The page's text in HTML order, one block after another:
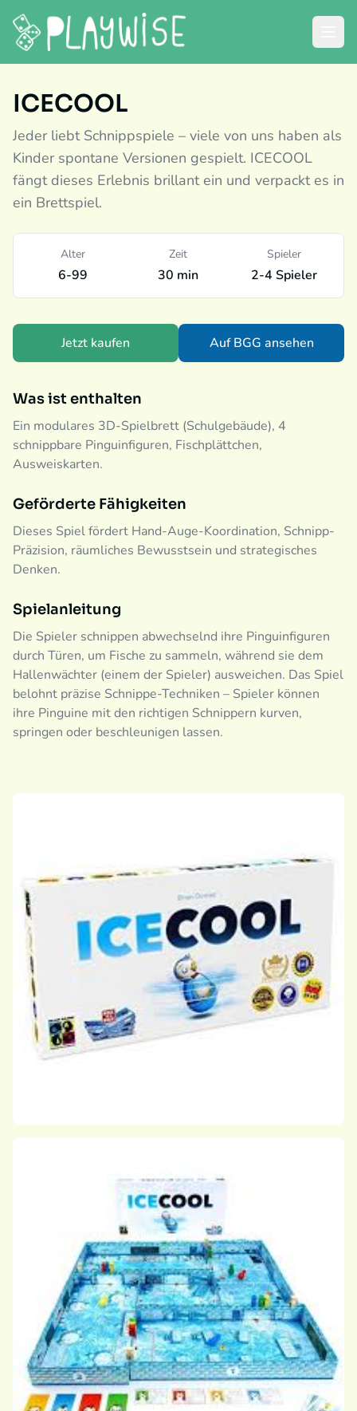
ICECOOL
Jeder liebt Schnippspiele – viele von uns haben als
Kinder spontane Versionen gespielt. ICECOOL
fängt dieses Erlebnis brillant ein und verpackt es in
ein Brettspiel.
Alter
6-99
Zeit
30 min
Spieler
2-4 Spieler
Jetzt kaufen Auf BGG ansehen
Was ist enthalten
Ein modulares 3D-Spielbrett (Schulgebäude), 4
schnippbare Pinguinfiguren, Fischplättchen,
Ausweiskarten.
Geförderte Fähigkeiten
Dieses Spiel fördert Hand-Auge-Koordination, Schnipp-
Präzision, räumliches Bewusstsein und strategisches
Denken.
Spielanleitung
Die Spieler schnippen abwechselnd ihre Pinguinfiguren
durch Türen, um Fische zu sammeln, während sie dem
Hallenwächter (einem der Spieler) ausweichen. Das Spiel
belohnt präzise Schnippe-Techniken – Spieler können
ihre Pinguine mit den richtigen Schnippern kurven,
springen oder beschleunigen lassen.